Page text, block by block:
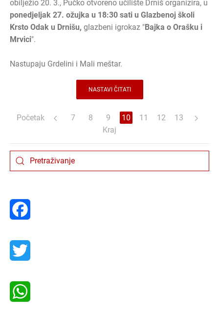
obilježio 20. 3., Pučko otvoreno učilište Drniš organizira, u
ponedjeljak 27. ožujka u 18:30 sati u Glazbenoj školi
Krsto Odak u Drnišu, glazbeni igrokaz "Bajka o Orašku i
Mrvici".
Nastupaju Grdelini i Mali meštar.
NASTAVI ČITATI
Početak 7 8 9 10 11 12
13
Kraj